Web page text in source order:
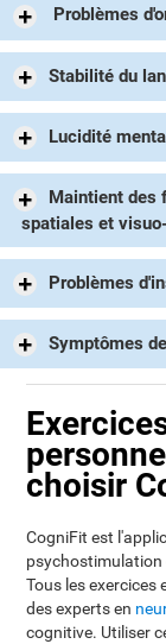
Problèmes
Stabilité du
Lucidité
Maintient des
spatiales et
Problèmes
Symptômes
choisir
CogniFit est
psychostimulation
Tous les
des experts en
cognitive. Utiliser